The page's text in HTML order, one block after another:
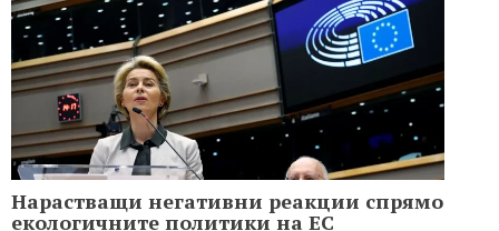
Нарастващи негативни реакции спрямо
екологичните политики на ЕС